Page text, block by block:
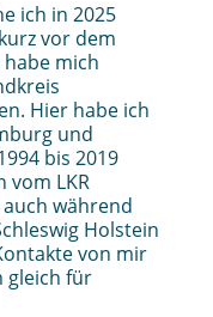
ich in 2025
vor dem
habe mich
Hier habe ich
und
bis 2019
vom LKR
während
Holstein
von mir
gleich für